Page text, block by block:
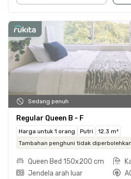
Sedang penuh
Regular Queen B - F
Harga untuk 1 orang Putri
12.3 m²
Tambahan penghuni tidak diperbolehkan
Queen Bed 150x200 cm
Jendela arah luar